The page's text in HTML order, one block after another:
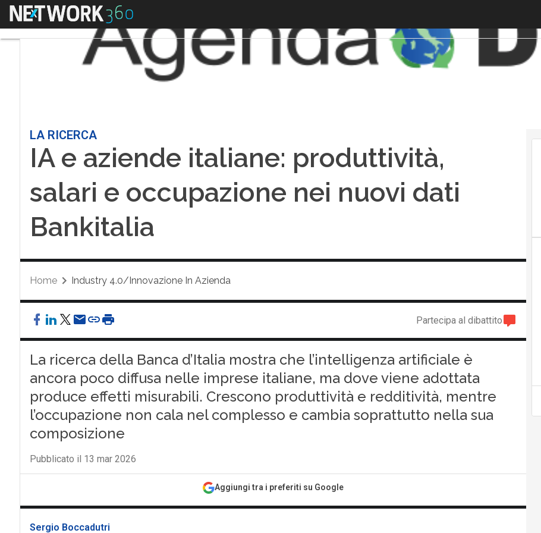
Menu
LA RICERCA
IA e aziende italiane: produttività,
salari e occupazione nei nuovi dati
Bankitalia
Home Industry 4.0/Innovazione In Azienda
Partecipa al dibattito
La ricerca della Banca d’Italia mostra che l’intelligenza artificiale è
ancora poco diffusa nelle imprese italiane, ma dove viene adottata
produce effetti misurabili. Crescono produttività e redditività, mentre
l’occupazione non cala nel complesso e cambia soprattutto nella sua
composizione
Pubblicato il 13 mar 2026
Aggiungi tra i preferiti su Google
Sergio Boccadutri